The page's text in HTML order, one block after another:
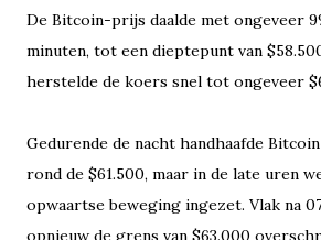
De Bitcoin-prijs daalde met ongeveer
minuten, tot een dieptepunt van
herstelde de koers snel tot ongeveer
Gedurende de nacht handhaafde
rond de $61.500, maar in de late uren
opwaartse beweging ingezet. Vlak na
opnieuw de grens van $63.000